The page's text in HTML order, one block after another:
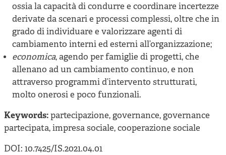
ossia la capacità di condurre e coordinare incertezze
derivate da scenari e processi complessi, oltre che in
grado di individuare e valorizzare agenti di
cambiamento interni ed esterni all’organizzazione;
economica, agendo per famiglie di progetti, che
allenano ad un cambiamento continuo, e non
attraverso programmi d’intervento strutturati,
molto onerosi e poco funzionali.
Keywords:partecipazione, governance, governance
partecipata, impresa sociale, cooperazione sociale
DOI: 10.7425/IS.2021.04.01